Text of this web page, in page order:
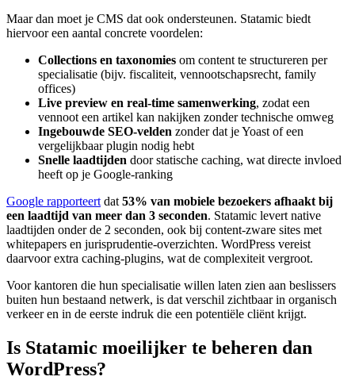
Maar dan moet je CMS dat ook ondersteunen. Statamic biedt
hiervoor een aantal concrete voordelen:
Collections en taxonomies om content te structureren per
specialisatie (bijv. fiscaliteit, vennootschapsrecht, family
offices)
Live preview en real-time samenwerking, zodat een
vennoot een artikel kan nakijken zonder technische omweg
Ingebouwde SEO-velden zonder dat je Yoast of een
vergelijkbaar plugin nodig hebt
Snelle laadtijden door statische caching, wat directe invloed
heeft op je Google-ranking
Google rapporteert dat 53% van mobiele bezoekers afhaakt bij
een laadtijd van meer dan 3 seconden. Statamic levert native
laadtijden onder de 2 seconden, ook bij content-zware sites met
whitepapers en jurisprudentie-overzichten. WordPress vereist
daarvoor extra caching-plugins, wat de complexiteit vergroot.
Voor kantoren die hun specialisatie willen laten zien aan beslissers
buiten hun bestaand netwerk, is dat verschil zichtbaar in organisch
verkeer en in de eerste indruk die een potentiële cliënt krijgt.
Is Statamic moeilijker te beheren dan
WordPress?